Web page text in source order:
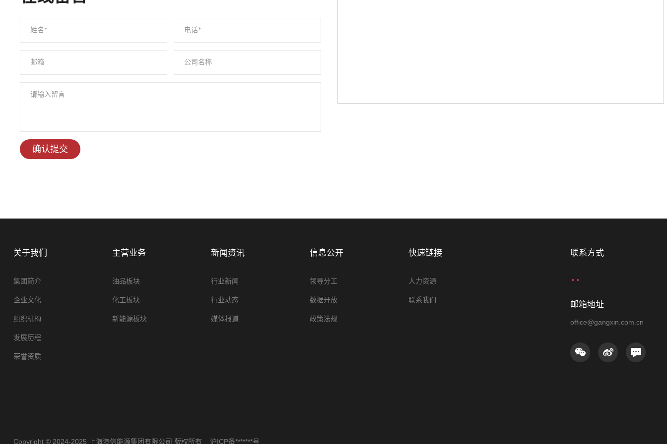
关于我们
集团简介
企业文化
组织机构
发展历程
荣誉资质
主营业务
油品板块
化工板块
新能源板块
新闻资讯
行业新闻
行业动态
媒体报道
信息公开
领导分工
数据开放
政策法规
快速链接
人力资源
联系我们
联系方式
..
邮箱地址
office@gangxin.com.cn
Copyright © 2024-2025 上海港信能源集团有限公司 版权所有 沪ICP备*******号